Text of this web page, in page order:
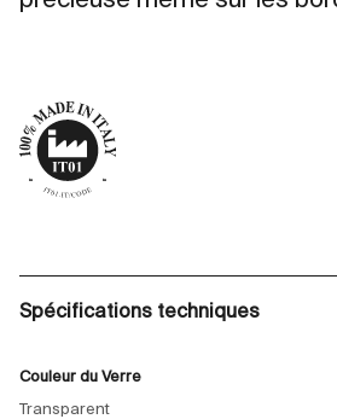
Spécifications techniques
Couleur du Verre
Transparent